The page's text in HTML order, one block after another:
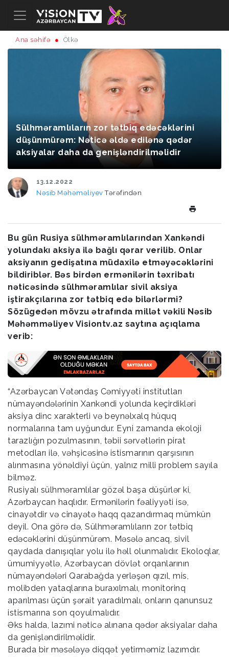
Ana səhifə Ölkə
Sülhməramlıların zor tətbiq edəcəklərini
düşünmürəm: Nəticə əldə edilənə qədər
aksiyalar daha da genişləndirilməlidir
13.12.2022
Nəsib MəhəməliyevTərəfindən
Bu gün Rusiya sülhməramlılarından Xankəndi
yolundakı aksiya ilə bağlı qərar verilib. Onlar
aksiyanın gedişatına müdaxilə etməyəcəklərini
bildiriblər. Bəs birdən ermənilərin təxribatı
nəticəsində sülhməramlılar sivil aksiya
iştirakçılarına zor tətbiq edə bilərlərmi?
Sözügedən mövzu ətrafında millət vəkili Nəsib
Məhəmməliyev Visiontv.az saytına açıqlama
verib:
“Azərbaycan Vətəndaş Cəmiyyəti institutları
nümayəndələrinin Xankəndi yolunda keçirdikləri
aksiya dinc xarakterli və beynəlxalq hüquq
normalarına tam uyğundur. Eyni zamanda ekoloji
tarazlığın pozulmasının, təbii sərvətlərin pirat
metodları ilə, vəhşicəsinə istismarının qarşısının
alınmasına yönəldiyi üçün, yalnız milli problem sayıla
bilməz.
Rusiyalı sülhməramlılar gözəl başa düşürlər ki,
Azərbaycan haqlıdır. Ermənilərin fəaliyyəti isə,
cinayətdir və cinayətə haqq qazandırmaq mümkün
deyil. Ona görə də, Sülhməramlıların zor tətbiq
edəcəklərini düşünmürəm. Məsələ ancaq, sivil
qaydada danışıqlar yolu ilə həll olunmalıdır. Ekoloqlar,
ümumiyyətlə, Azərbaycan dövlət orqanlarının
nümayəndələri Qarabağda yerləşən qızıl, mis,
molibden yataqlarına buraxılmalı, monitorinq
aparılması üçün şərait yaradılmalı, onların qanunsuz
istismarına son qoyulmalıdır.
Əks halda, lazımi nəticə alınana qədər aksiyalar daha
da genişləndirilməlidir.
Burada bir məsələyə diqqət yetirməmiz lazımdır.